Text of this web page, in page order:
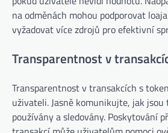
na odměnách mohou podporovat
vyžadovat více zdrojů pro efektivní
Transparentnost v
Transparentnost v transakcích s
uživateli. Jasně komunikujte, jak
používány a sledovány. Poskytování